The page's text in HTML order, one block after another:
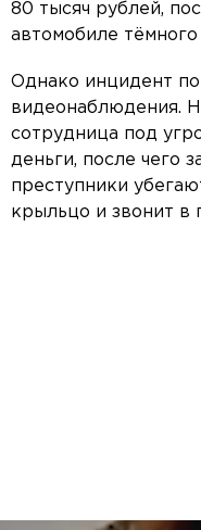
80 тысяч рублей,
автомобиле тёмного
Однако инцидент
видеонаблюдения.
сотрудница под
деньги, после чего
преступники
крыльцо и звонит в